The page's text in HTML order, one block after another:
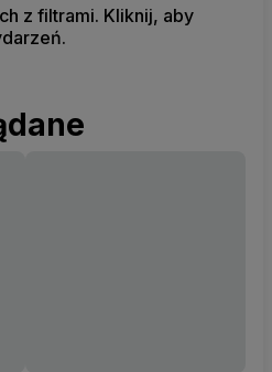
z filtrami. Kliknij, aby